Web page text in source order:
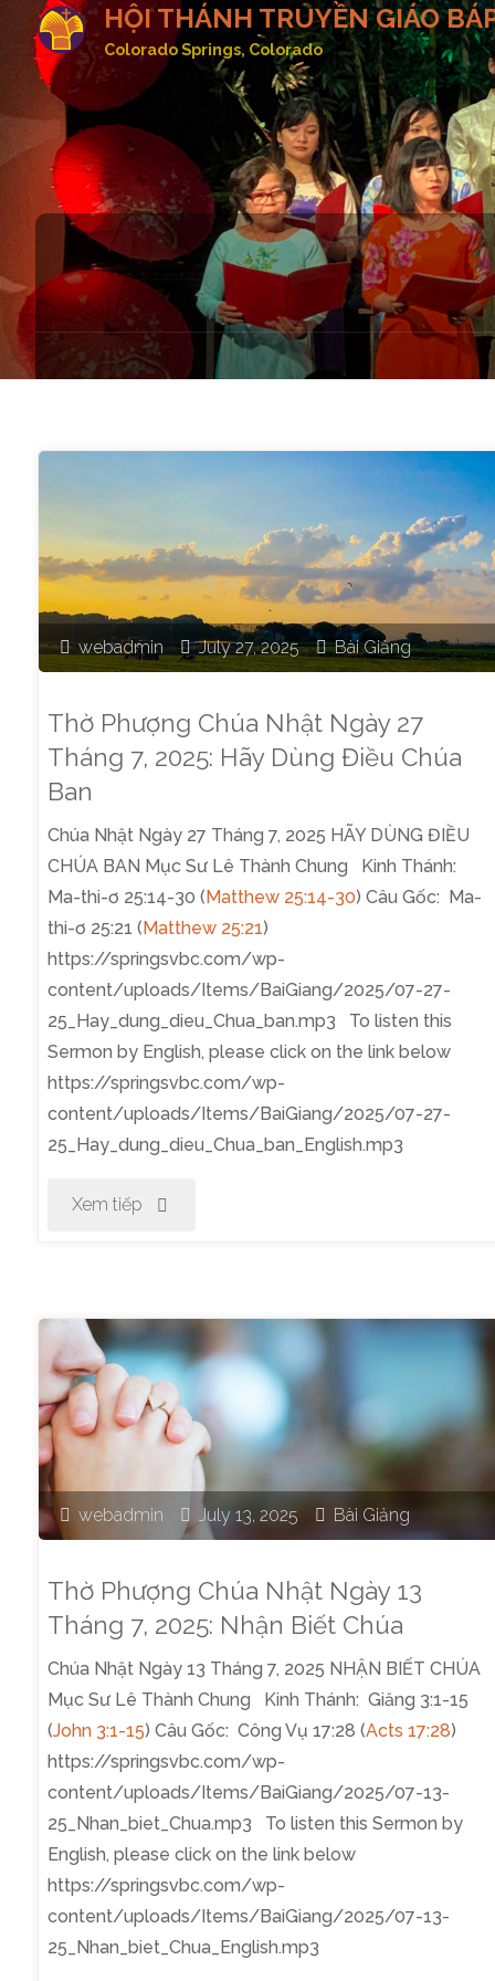
HỘI THÁNH TRUYỀN GIÁO
Colorado Springs, Colorado
webadmin July 27, 2025 Bài Giảng
Thờ Phượng Chúa Nhật Ngày 27
Tháng 7, 2025: Hãy Dùng Điều Chúa
Ban
Chúa Nhật Ngày 27 Tháng 7, 2025 HÃY DÙNG ĐIỀU
CHÚA BAN Mục Sư Lê Thành Chung Kinh Thánh:
Ma-thi-ơ 25:14-30 ( Matthew 25:14-30) Câu Gốc: Ma-
thi-ơ 25:21 ( Matthew 25:21)
https://springsvbc.com/wp-
content/uploads/Items/BaiGiang/2025/07-27-
25_Hay_dung_dieu_Chua_ban.mp3 To listen this
Sermon by English, please click on the link below
https://springsvbc.com/wp-
content/uploads/Items/BaiGiang/2025/07-27-
25_Hay_dung_dieu_Chua_ban_English.mp3
Xem tiếp "Thờ
Nhật
Ngày
Tháng
2025:
Hãy
Dùng
Điều
Ban"
webadmin July 13, 2025 Bài Giảng
Thờ Phượng Chúa Nhật Ngày 13
Tháng 7, 2025: Nhận Biết Chúa
Chúa Nhật Ngày 13 Tháng 7, 2025 NHẬN BIẾT CHÚA
Mục Sư Lê Thành Chung Kinh Thánh: Giăng 3:1-15
(John 3:1-15) Câu Gốc: Công Vụ 17:28 (Acts 17:28)
https://springsvbc.com/wp-
content/uploads/Items/BaiGiang/2025/07-13-
25_Nhan_biet_Chua.mp3 To listen this Sermon by
English, please click on the link below
https://springsvbc.com/wp-
content/uploads/Items/BaiGiang/2025/07-13-
25_Nhan_biet_Chua_English.mp3